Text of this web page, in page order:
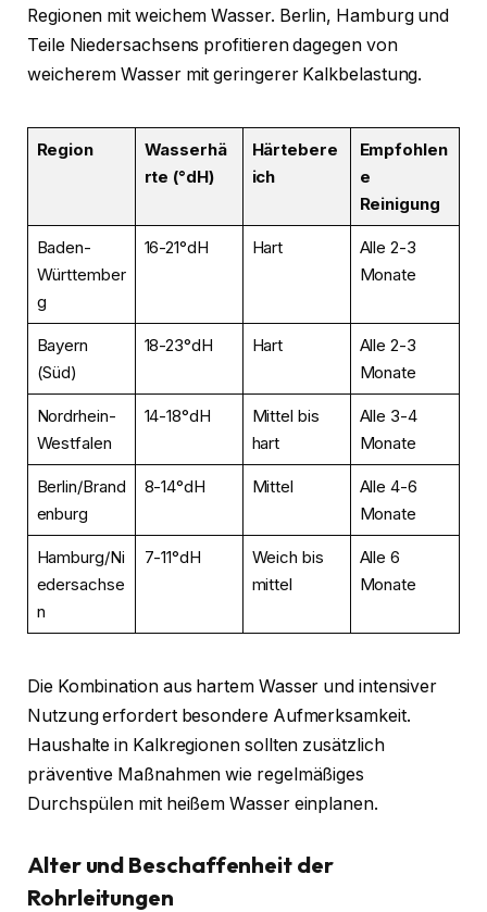
Regionen mit weichem Wasser. Berlin, Hamburg und
Teile Niedersachsens profitieren dagegen von
weicherem Wasser mit geringerer Kalkbelastung.
Region
Wasserhä
rte (°dH)
Härtebere
ich
Empfohlen
e
Reinigung
Baden-
Württember
g
16-21°dH Hart
Alle 2-3
Monate
Bayern
(Süd)
18-23°dH Hart
Alle 2-3
Monate
Nordrhein-
Westfalen
14-18°dH
Mittel bis
hart
Alle 3-4
Monate
Berlin/Brand
enburg
8-14°dH Mittel
Alle 4-6
Monate
Hamburg/Ni
edersachse
n
7-11°dH
Weich bis
mittel
Alle 6
Monate
Die Kombination aus hartem Wasser und intensiver
Nutzung erfordert besondere Aufmerksamkeit.
Haushalte in Kalkregionen sollten zusätzlich
präventive Maßnahmen wie regelmäßiges
Durchspülen mit heißem Wasser einplanen.
Alter und Beschaffenheit der
Rohrleitungen